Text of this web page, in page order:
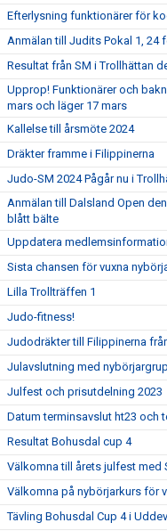
Efterlysning funktionärer för
Anmälan till Judits Pokal 1, 24
Resultat från SM i Trollhättan
Upprop! Funktionärer och
mars och läger 17 mars
Kallelse till årsmöte 2024
Dräkter framme i Filippinerna
Judo-SM 2024 Pågår nu i
Anmälan till Dalsland Open
blått bälte
Uppdatera
Sista chansen för vuxna
Lilla Trollträffen 1
Judo-fitness!
Judodräkter till Filippinerna
Julavslutning med
Julfest och prisutdelning 2023
Datum terminsavslut ht23 och
Resultat Bohusdal cup 4
Välkomna till årets julfest
Välkomna på nybörjarkurs för
Tävling Bohusdal Cup 4 i